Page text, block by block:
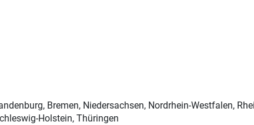
Bremen, Niedersachsen, Nordrhein-Westfalen,
Holstein, Thüringen